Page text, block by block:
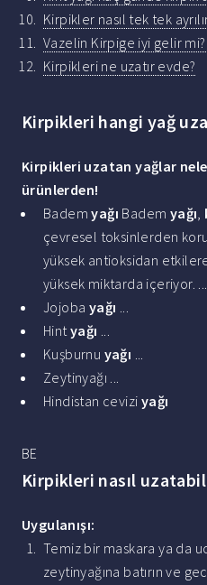
Kirpikler nasıl tek tek
Vazelin Kirpige iyi gelir mi?
Kirpikleri ne uzatır evde?
Kirpikleri hangi yağ
Kirpikleri uzatan yağlar
ürünlerden!
Bademyağı Badem yağı,
çevresel toksinlerden
yüksek antioksidan
yüksek miktarda içeriyor. ...
Jojoba yağı ...
Hintyağı ...
Kuşburnu yağı ...
Zeytinyağı ...
Hindistan cevizi yağı
BE
Kirpikleri nasıl
Uygulanışı:
Temiz bir maskara ya da
zeytinyağına batırın ve